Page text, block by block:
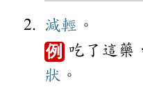
減輕 。
例 吃了這藥
狀 。